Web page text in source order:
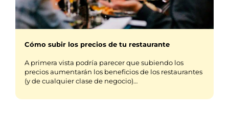
Cómo subir los precios de tu restaurante
A primera vista podría parecer que subiendo los
precios aumentarán los beneficios de los restaurantes
(y de cualquier clase de negocio)…